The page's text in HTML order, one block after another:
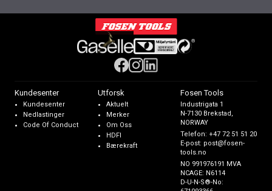
Kundesenter
Kundesenter
Nedlastinger
Code Of Conduct
Utforsk
Aktuelt
Merker
Om Oss
HDFI
Bærekraft
Fosen Tools
Industrigata 1
N-7130 Brekstad,
NORWAY
Telefon:+47 72 51 51 20
E-post: post@fosen-
tools.no
NO 991976191 MVA
NCAGE: N6114
D-U-N-S®-No: